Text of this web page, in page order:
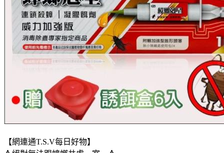
【網連通T.S.V每日好物】